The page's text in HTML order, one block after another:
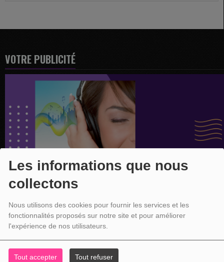
Les informations que nous
collectons
Nous utilisons des cookies pour fournir les services et les
fonctionnalités proposés sur notre site et pour améliorer
l'expérience de nos utilisateurs.
Tout accepter Tout refuser
VOTRE PUBLICITÉ